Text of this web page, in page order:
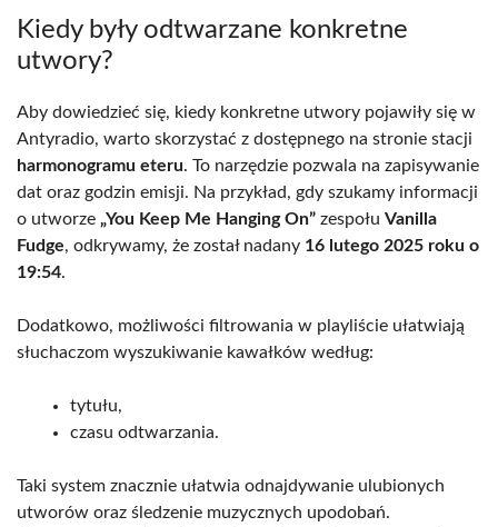
Kiedy były odtwarzane konkretne
utwory?
Aby dowiedzieć się, kiedy konkretne utwory pojawiły się w
Antyradio, warto skorzystać z dostępnego na stronie stacji
harmonogramu eteru. To narzędzie pozwala na zapisywanie
dat oraz godzin emisji. Na przykład, gdy szukamy informacji
o utworze „You Keep Me Hanging On” zespołu Vanilla
Fudge, odkrywamy, że został nadany 16 lutego 2025 roku o
19:54.
Dodatkowo, możliwości filtrowania w playliście ułatwiają
słuchaczom wyszukiwanie kawałków według:
tytułu,
czasu odtwarzania.
Taki system znacznie ułatwia odnajdywanie ulubionych
utworów oraz śledzenie muzycznych upodobań.